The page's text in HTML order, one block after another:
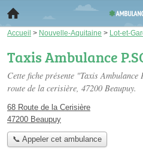
Accueil > Nouvelle-Aquitaine > Lot-et-
Taxis Ambulance
Cette fiche présente "Taxis
route de la cerisière, 47200 Beaupuy.
68 Route de la Cerisière
47200 Beaupuy
📞 Appeler cet ambulance